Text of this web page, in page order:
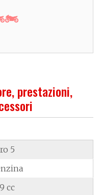
prestazioni,
5
cc